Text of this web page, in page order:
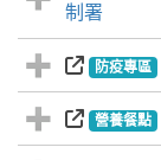
制署
防疫專區
營養餐點